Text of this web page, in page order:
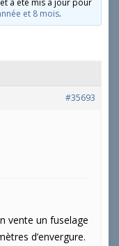
a été mis à jour pour
et 8 mois.
#35693
vente un fuselage
d’envergure.